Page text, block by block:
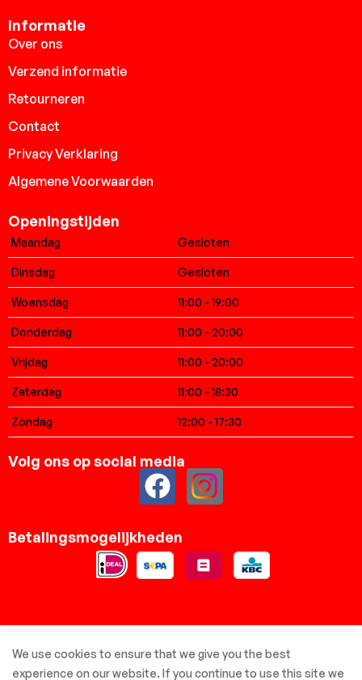
Informatie
Over ons
Verzend informatie
Retourneren
Contact
Privacy Verklaring
Algemene Voorwaarden
Openingstijden
Maandag Gesloten
Dinsdag Gesloten
Woensdag 11:00 - 19:00
Donderdag 11:00 - 20:00
Vrijdag 11:00 - 20:00
Zaterdag 11:00 - 18:30
Zondag 12:00 - 17:30
Volg ons op social media
Betalingsmogelijkheden
© Elsbreda.nl - Alle rechten voorbehouden
We use cookies to ensure that we give you the best
experience on our website. If you continue to use this site we